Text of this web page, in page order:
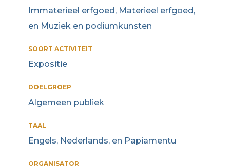
Immaterieel erfgoed, Materieel erfgoed,
en Muziek en podiumkunsten
SOORT ACTIVITEIT
Expositie
DOELGROEP
Algemeen publiek
TAAL
Engels, Nederlands, en Papiamentu
ORGANISATOR